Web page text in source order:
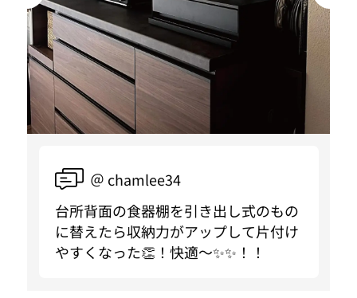
＠ chamlee34
台所背面の食器棚を引き出し式のもの
に替えたら収納力がアップして片付け
やすくなった👏！快適〜✨✨！！